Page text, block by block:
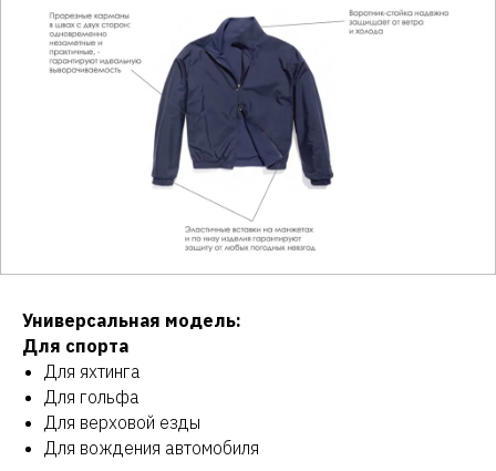
Универсальная модель:
Для спорта
Для яхтинга
Для гольфа
Для верховой езды
Для вождения автомобиля